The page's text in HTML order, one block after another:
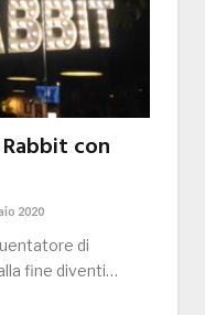
con
2020
di
fine diventi…